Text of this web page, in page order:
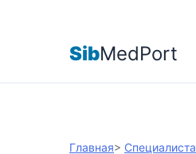
SibMedPort
Главная>